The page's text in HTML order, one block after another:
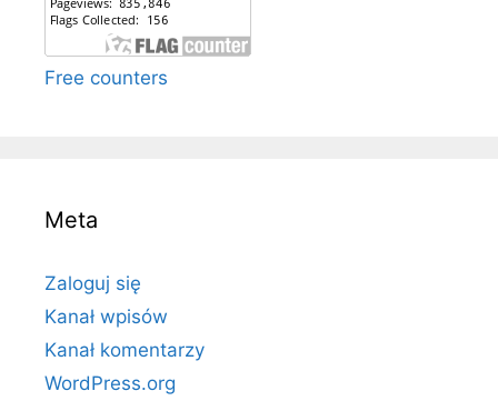
Free counters
Meta
Zaloguj się
Kanał wpisów
Kanał komentarzy
WordPress.org